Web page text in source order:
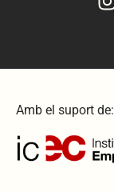
Amb el suport de: